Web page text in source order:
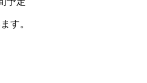
す。